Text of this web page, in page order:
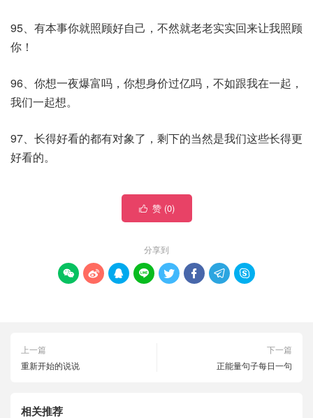
95、有本事你就照顾好自己，不然就老老实实回来让我照顾
你！
96、你想一夜爆富吗，你想身价过亿吗，不如跟我在一起，
我们一起想。
97、长得好看的都有对象了，剩下的当然是我们这些长得更
好看的。
 赞 (0)
分享到
       
上一篇
重新开始的说说
下一篇
正能量句子每日一句
相关推荐